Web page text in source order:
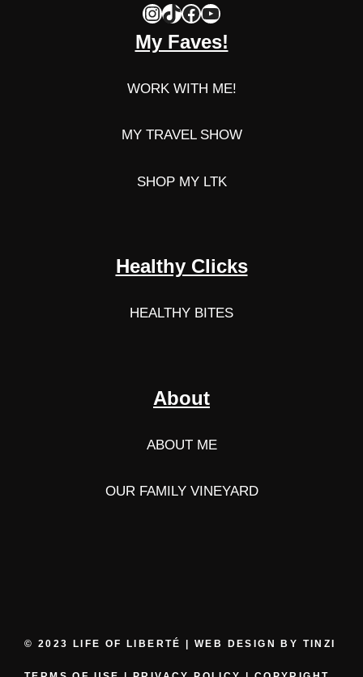
InstagramTikTok Facebook YouTube
My Faves!
WORK WITH ME!
MY TRAVEL SHOW
SHOP MY LTK
Healthy Clicks
HEALTHY BITES
About
ABOUT ME
OUR FAMILY VINEYARD
© 2023 LIFE OF LIBERTÉ | WEB DESIGN BY TINZI